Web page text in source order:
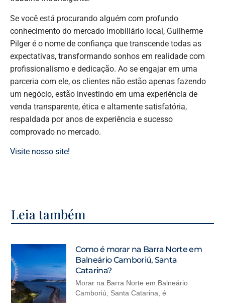
Se você está procurando alguém com profundo
conhecimento do mercado imobiliário local, Guilherme
Pilger é o nome de confiança que transcende todas as
expectativas, transformando sonhos em realidade com
profissionalismo e dedicação. Ao se engajar em uma
parceria com ele, os clientes não estão apenas fazendo
um negócio, estão investindo em uma experiência de
venda transparente, ética e altamente satisfatória,
respaldada por anos de experiência e sucesso
comprovado no mercado.
Visite nosso site!
Leia também
Como é morar na Barra Norte em
Balneário Camboriú, Santa
Catarina?
Morar na Barra Norte em Balneário
Camboriú, Santa Catarina, é